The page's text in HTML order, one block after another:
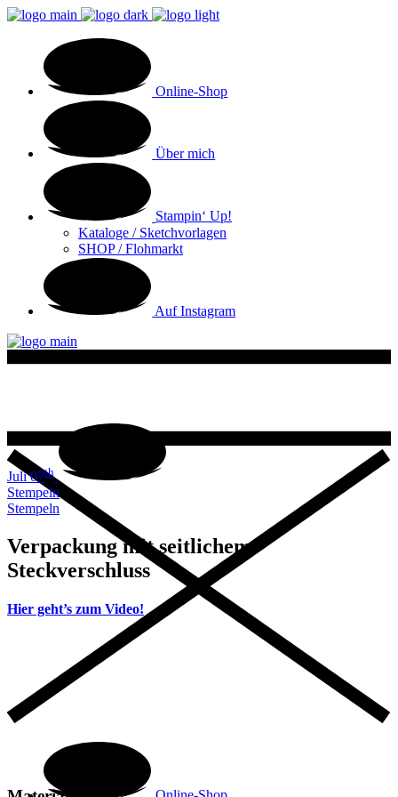
Online-Shop
Über mich
Stampin‘ Up!
Kataloge / Sketchvorlagen
SHOP / Flohmarkt
Auf Instagram
Juli 07th
Stempeln
Stempeln
Verpackung mit seitlichem
Steckverschluss
Hier geht’s zum Video!